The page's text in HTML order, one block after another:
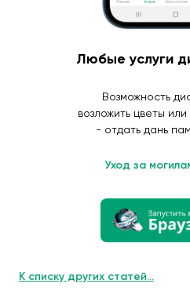
Любые услуги
Возможность
возложить цветы или
- отдать дань
Уход за
К списку других статей...